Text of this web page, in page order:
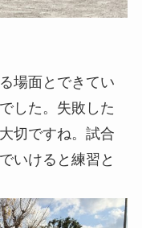
場面とできてい
した。失敗した
切ですね。試合
いけると練習と